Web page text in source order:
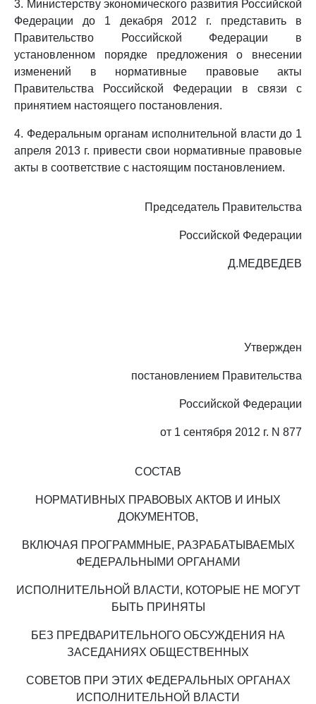
3. Министерству экономического развития Российской
Федерации до 1 декабря 2012 г. представить в
Правительство Российской Федерации в
установленном порядке предложения о внесении
изменений в нормативные правовые акты
Правительства Российской Федерации в связи с
принятием настоящего постановления.
4. Федеральным органам исполнительной власти до 1
апреля 2013 г. привести свои нормативные правовые
акты в соответствие с настоящим постановлением.
Председатель Правительства
Российской Федерации
Д.МЕДВЕДЕВ
Утвержден
постановлением Правительства
Российской Федерации
от 1 сентября 2012 г. N 877
СОСТАВ
НОРМАТИВНЫХ ПРАВОВЫХ АКТОВ И ИНЫХ
ДОКУМЕНТОВ,
ВКЛЮЧАЯ ПРОГРАММНЫЕ, РАЗРАБАТЫВАЕМЫХ
ФЕДЕРАЛЬНЫМИ ОРГАНАМИ
ИСПОЛНИТЕЛЬНОЙ ВЛАСТИ, КОТОРЫЕ НЕ МОГУТ
БЫТЬ ПРИНЯТЫ
БЕЗ ПРЕДВАРИТЕЛЬНОГО ОБСУЖДЕНИЯ НА
ЗАСЕДАНИЯХ ОБЩЕСТВЕННЫХ
СОВЕТОВ ПРИ ЭТИХ ФЕДЕРАЛЬНЫХ ОРГАНАХ
ИСПОЛНИТЕЛЬНОЙ ВЛАСТИ